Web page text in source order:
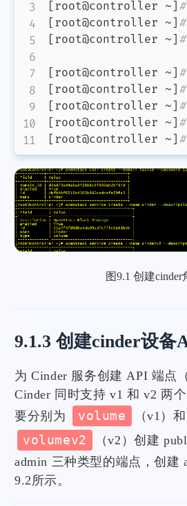
[ root@controller ~ ]
[ root@controller ~ ]
[ root@controller ~ ]
[ root@controller ~ ]
[ root@controller ~ ]
[ root@controller ~ ]
[ root@controller ~ ]
[ root@controller ~ ]
图9.1 创建cinder
9.1.3 创建cinder设备
为 Cinder 服务创建 API 端点
Cinder 同时支持 v1 和 v2 两
要分别为
volume
（v1）和
volumev2
（v2）创建
admin 三种类型的端点，创建
9.2所示。